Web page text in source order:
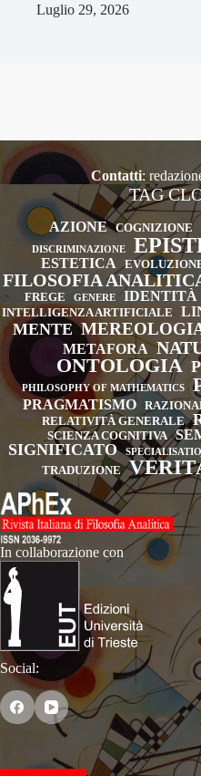
Luglio 29, 2026
Contatti:
TAG
AZIONE COGNIZIONE
DISCRIMINAZIONE
ESTETICA
FILOSOFIA
FREGE
GENERE IDENTITÀ
INTELLIGENZA ARTIFICIALE
MENTE
METAFORA
ONTOLOGIA
PHILOSOPHY OF MATHEMATICS
PRAGMATISMO
RELATIVITÀ GENERALE
SCIENZA COGNITIVA
SIGNIFICATO
TRADUZIONE
In collaborazione con
Social: